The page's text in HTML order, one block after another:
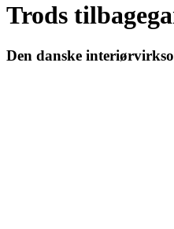
Trods
Den danske